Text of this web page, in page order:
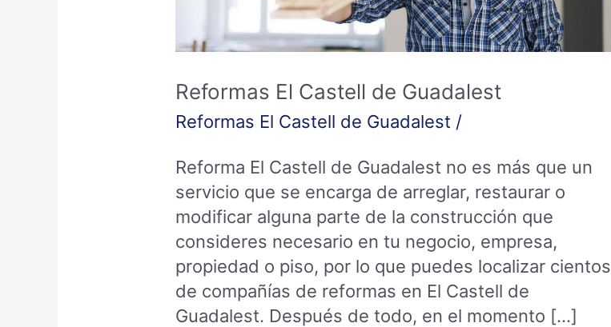
Reformas El Castell de Guadalest
Reformas El Castell de Guadalest /
Reforma El Castell de Guadalest no es más que un
servicio que se encarga de arreglar, restaurar o
modificar alguna parte de la construcción que
consideres necesario en tu negocio, empresa,
propiedad o piso, por lo que puedes localizar cientos
de compañías de reformas en El Castell de
Guadalest. Después de todo, en el momento […]